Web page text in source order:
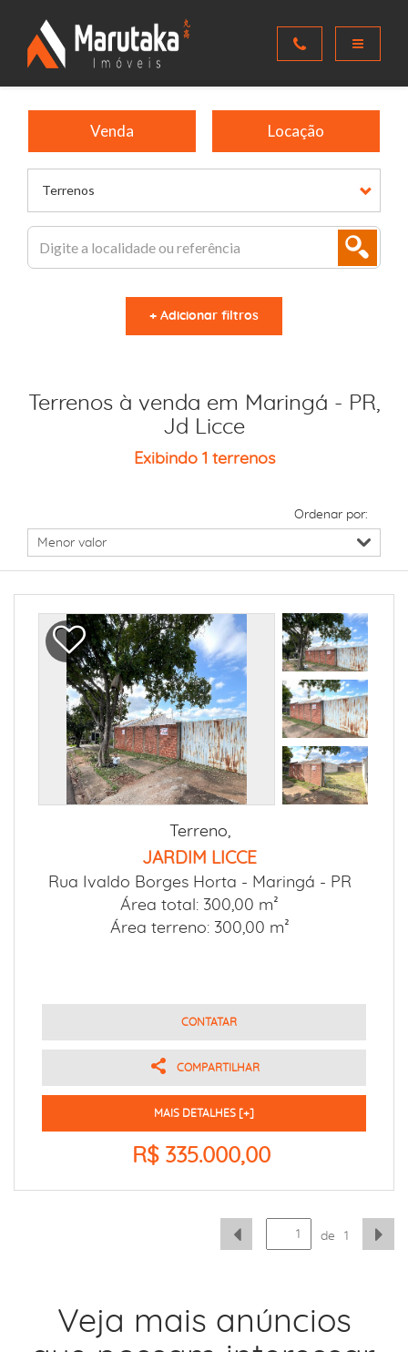
Terrenos
Venda Locação
+ Adicionar filtros
Terrenos à venda em Maringá - PR,
Jd Licce
Exibindo 1 terrenos
Ordenar por:
Terreno,
JARDIM LICCE
Rua Ivaldo Borges Horta - Maringá - PR
Área total: 300,00 m²
Área terreno: 300,00 m²
CONTATAR
COMPARTILHAR
MAIS DETALHES [+]
R$ 335.000,00
de 1
Veja mais anúncios